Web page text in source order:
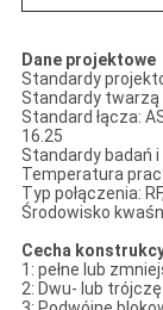
Dane projektowe
Standardy
Standardy twarzą
Standard łącza:
16.25
Standardy badań i
Temperatura
Typ połączenia:
Środowisko
Cecha
1: pełne lub
2: Dwu- lub